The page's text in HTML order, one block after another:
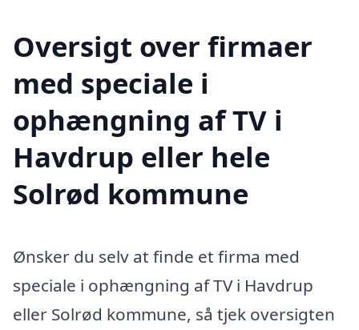
Oversigt over firmaer
med speciale i
ophængning af TV i
Havdrup eller hele
Solrød kommune
Ønsker du selv at finde et firma med
speciale i ophængning af TV i Havdrup
eller Solrød kommune, så tjek oversigten